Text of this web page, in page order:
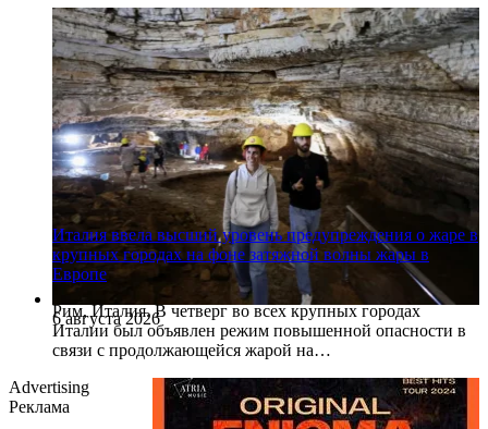
6 августа 2026
Италия ввела высший уровень предупреждения о жаре в
крупных городах на фоне затяжной волны жары в
Европе
Рим, Италия. В четверг во всех крупных городах
Италии был объявлен режим повышенной опасности в
связи с продолжающейся жарой на…
Advertising
Реклама